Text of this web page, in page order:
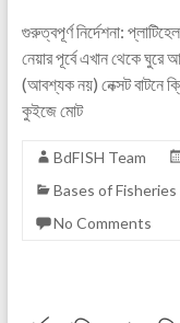
গুরুত্বপূর্ণ নির্দেশনা:
নেয়ার পূর্বে এখান থেকে ঘুরে
(আবশ্যক নয়) নেক্সট বাটনে
কুইজে মোট
BdFISH Team
Bases of
No Comments